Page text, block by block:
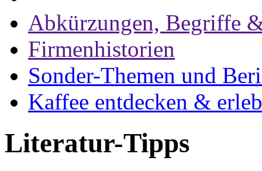
Abkürzungen, Begriffe
Firmenhistorien
Sonder-Themen und
Kaffee entdecken &
Literatur-Tipps